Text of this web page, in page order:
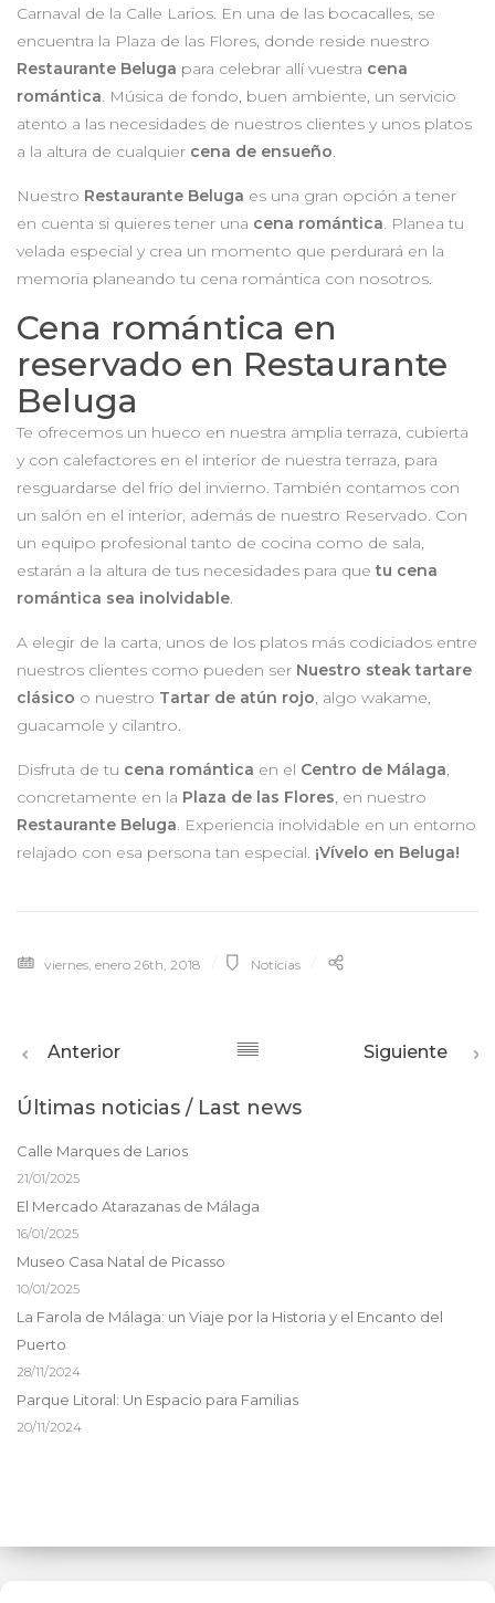
Carnaval de la Calle Larios. En una de las bocacalles, se
encuentra la Plaza de las Flores, donde reside nuestro
Restaurante Beluga para celebrar allí vuestra cena
romántica. Música de fondo, buen ambiente, un servicio
atento a las necesidades de nuestros clientes y unos platos
a la altura de cualquier cena de ensueño.
Nuestro Restaurante Beluga es una gran opción a tener
en cuenta si quieres tener una cena romántica. Planea tu
velada especial y crea un momento que perdurará en la
memoria planeando tu cena romántica con nosotros.
Cena romántica en
reservado en Restaurante
Beluga
Te ofrecemos un hueco en nuestra amplia terraza, cubierta
y con calefactores en el interior de nuestra terraza, para
resguardarse del frío del invierno. También contamos con
un salón en el interior, además de nuestro Reservado. Con
un equipo profesional tanto de cocina como de sala,
estarán a la altura de tus necesidades para quetu cena
romántica sea inolvidable.
A elegir de la carta, unos de los platos más codiciados entre
nuestros clientes como pueden ser Nuestro steak tartare
clásico o nuestro Tartar de atún rojo, algo wakame,
guacamole y cilantro.
Disfruta de tu cena romántica en el Centro de Málaga,
concretamente en la Plaza de las Flores, en nuestro
Restaurante Beluga. Experiencia inolvidable en un entorno
relajado con esa persona tan especial. ¡Vívelo en Beluga!
viernes, enero 26th, 2018 Noticias
Anterior Siguiente
Últimas noticias / Last news
Calle Marques de Larios
21/01/2025
El Mercado Atarazanas de Málaga
16/01/2025
Museo Casa Natal de Picasso
10/01/2025
La Farola de Málaga: un Viaje por la Historia y el Encanto del
Puerto
28/11/2024
Parque Litoral: Un Espacio para Familias
20/11/2024